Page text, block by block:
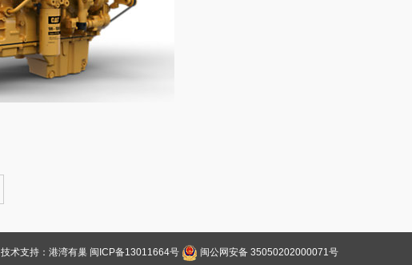
技术支持：港湾有巢 闽ICP备13011664号 闽公网安备 35050202000071号